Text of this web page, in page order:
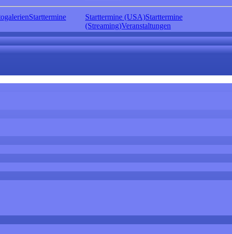
Starttermine
Starttermine (USA)Starttermine
(Streaming)Veranstaltungen